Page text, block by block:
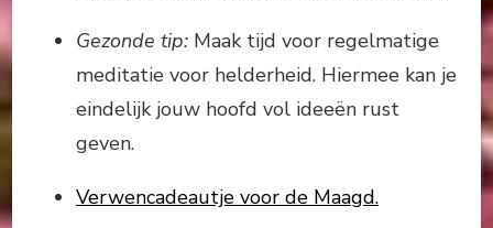
Gezonde tip: Maak tijd voor regelmatige
meditatie voor helderheid. Hiermee kan je
eindelijk jouw hoofd vol ideeën rust
geven.
Verwencadeautje voor de Maagd.